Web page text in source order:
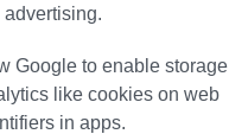
Google to enable storage
like cookies on web
in apps.